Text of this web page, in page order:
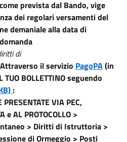
prevista dal Bando, vige
dei regolari versamenti del
demaniale alla data di
di
Attraverso il servizio PagoPA(in
BOLLETTINO seguendo
:
PRESENTATE VIA PEC,
e AL PROTOCOLLO >
> Diritti di Istruttoria >
di Ormeggio > Posti